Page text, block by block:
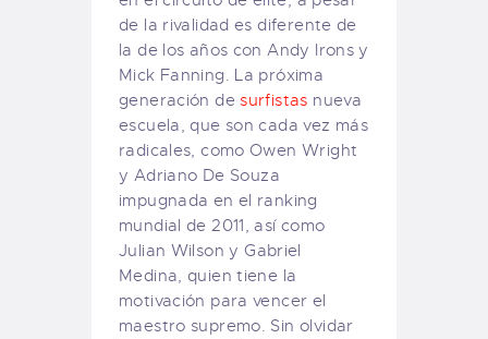
de la rivalidad es diferente de
la de los años con Andy Irons y
Mick Fanning. La próxima
generación de surfistas nueva
escuela, que son cada vez más
radicales, como Owen Wright
y Adriano De Souza
impugnada en el ranking
mundial de 2011, así como
Julian Wilson y Gabriel
Medina, quien tiene la
motivación para vencer el
maestro supremo. Sin olvidar